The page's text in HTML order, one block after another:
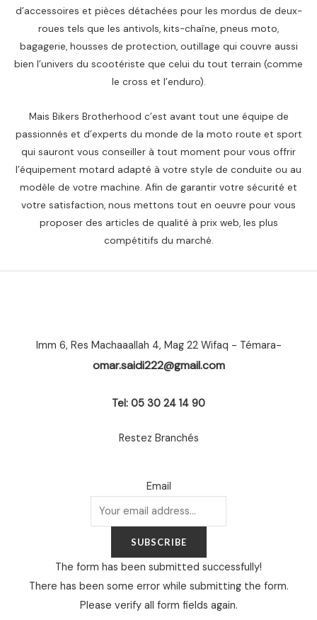
d’accessoires et pièces détachées pour les mordus de deux-
roues tels que les antivols, kits-chaîne, pneus moto,
bagagerie, housses de protection, outillage qui couvre aussi
bien l’univers du scootériste que celui du tout terrain (comme
le cross et l’enduro).
Mais Bikers Brotherhood c’est avant tout une équipe de
passionnés et d’experts du monde de la moto route et sport
qui sauront vous conseiller à tout moment pour vous offrir
l’équipement motard adapté à votre style de conduite ou au
modèle de votre machine. Afin de garantir votre sécurité et
votre satisfaction, nous mettons tout en oeuvre pour vous
proposer des articles de qualité à prix web, les plus
compétitifs du marché.
Imm 6, Res Machaaallah 4, Mag 22 Wifaq - Témara-
omar.saidi222@gmail.com
Tel: 05 30 24 14 90
Restez Branchés
Email
SUBSCRIBE
The form has been submitted successfully!
There has been some error while submitting the form.
Please verify all form fields again.